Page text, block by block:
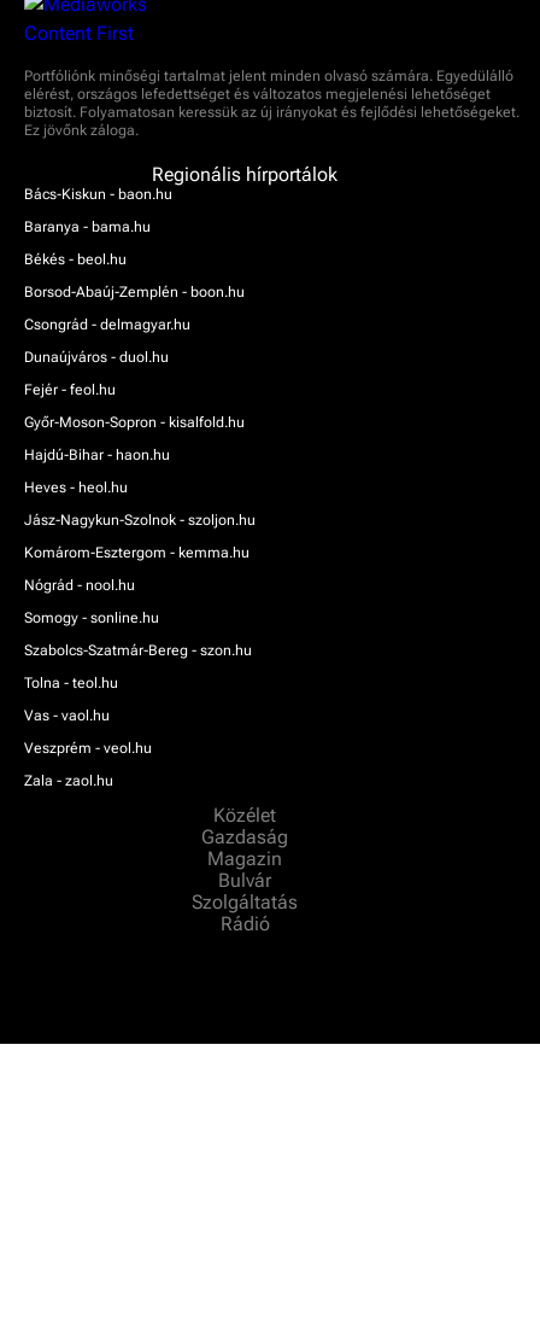
Portfóliónk minőségi tartalmat jelent minden olvasó számára. Egyedülálló
elérést, országos lefedettséget és változatos megjelenési lehetőséget
biztosít. Folyamatosan keressük az új irányokat és fejlődési lehetőségeket.
Ez jövőnk záloga.
Regionális hírportálok
Bács-Kiskun - baon.hu
Baranya - bama.hu
Békés - beol.hu
Borsod-Abaúj-Zemplén - boon.hu
Csongrád - delmagyar.hu
Dunaújváros - duol.hu
Fejér - feol.hu
Győr-Moson-Sopron - kisalfold.hu
Hajdú-Bihar - haon.hu
Heves - heol.hu
Jász-Nagykun-Szolnok - szoljon.hu
Komárom-Esztergom - kemma.hu
Nógrád - nool.hu
Somogy - sonline.hu
Szabolcs-Szatmár-Bereg - szon.hu
Tolna - teol.hu
Vas - vaol.hu
Veszprém - veol.hu
Zala - zaol.hu
Közélet
Gazdaság
Magazin
Bulvár
Szolgáltatás
Rádió